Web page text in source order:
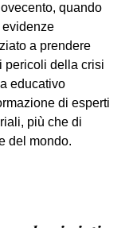
quando
evidenze
a prendere
pericoli della crisi
educativo
di esperti
più che di
del mondo.